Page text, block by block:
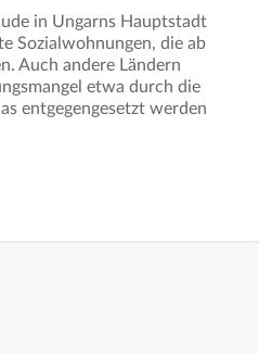
in Ungarns Hauptstadt
Sozialwohnungen, die ab
Auch andere Ländern
etwa durch die
entgegengesetzt werden